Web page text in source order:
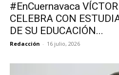
#EnCuernavaca
CELEBRA CON
DE SU EDUCACIÓN...
Redacción - 16 julio, 2026